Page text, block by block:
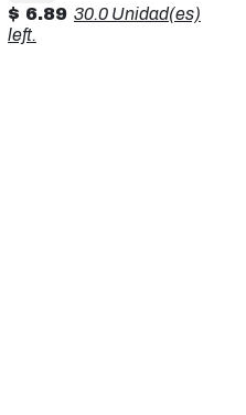
$ 6.89 30.0 Unidad(es)
left.